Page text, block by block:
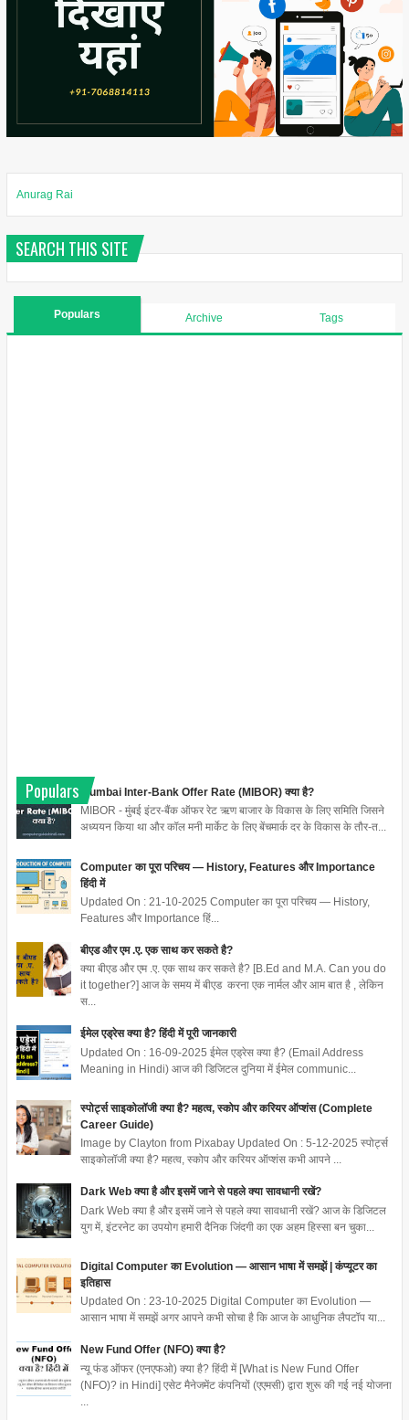
Anurag Rai
SEARCH THIS SITE
Populars Archive Tags
Populars
Mumbai Inter-Bank Offer Rate (MIBOR) क्या है?
MIBOR - मुंबई इंटर-बैंक ऑफर रेट ऋण बाजार के विकास के लिए समिति जिसने
अध्ययन किया था और कॉल मनी मार्केट के लिए बेंचमार्क दर के विकास के तौर-त...
Computer का पूरा परिचय — History, Features और Importance
हिंदी में
Updated On : 21-10-2025 Computer का पूरा परिचय — History,
Features और Importance हिं...
बीएड और एम .ए. एक साथ कर सकते है?
क्या बीएड और एम .ए. एक साथ कर सकते है? [B.Ed and M.A. Can you do
it together?] आज के समय में बीएड करना एक नार्मल और आम बात है , लेकिन
स...
ईमेल एड्रेस क्या है? हिंदी में पूरी जानकारी
Updated On : 16-09-2025 ईमेल एड्रेस क्या है? (Email Address
Meaning in Hindi) आज की डिजिटल दुनिया में ईमेल communic...
स्पोर्ट्स साइकोलॉजी क्या है? महत्व, स्कोप और करियर ऑप्शंस (Complete
Career Guide)
Image by Clayton from Pixabay Updated On : 5-12-2025 स्पोर्ट्स
साइकोलॉजी क्या है? महत्व, स्कोप और करियर ऑप्शंस कभी आपने ...
Dark Web क्या है और इसमें जाने से पहले क्या सावधानी रखें?
Dark Web क्या है और इसमें जाने से पहले क्या सावधानी रखें? आज के डिजिटल
युग में, इंटरनेट का उपयोग हमारी दैनिक जिंदगी का एक अहम हिस्सा बन चुका...
Digital Computer का Evolution — आसान भाषा में समझें | कंप्यूटर का
इतिहास
Updated On : 23-10-2025 Digital Computer का Evolution —
आसान भाषा में समझें अगर आपने कभी सोचा है कि आज के आधुनिक लैपटॉप या...
New Fund Offer (NFO) क्या है?
न्यू फंड ऑफर (एनएफओ) क्या है? हिंदी में [What is New Fund Offer
(NFO)? in Hindi] एसेट मैनेजमेंट कंपनियों (एएमसी) द्वारा शुरू की गई नई योजना